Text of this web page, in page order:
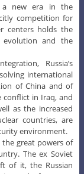
a new era in the
competition for
centers holds the
evolution and the
Russia’s
international
of China and of
conflict in Iraq, and
as the increased
countries, are
environment.
the great powers of
The ex Soviet
of it, the Russian